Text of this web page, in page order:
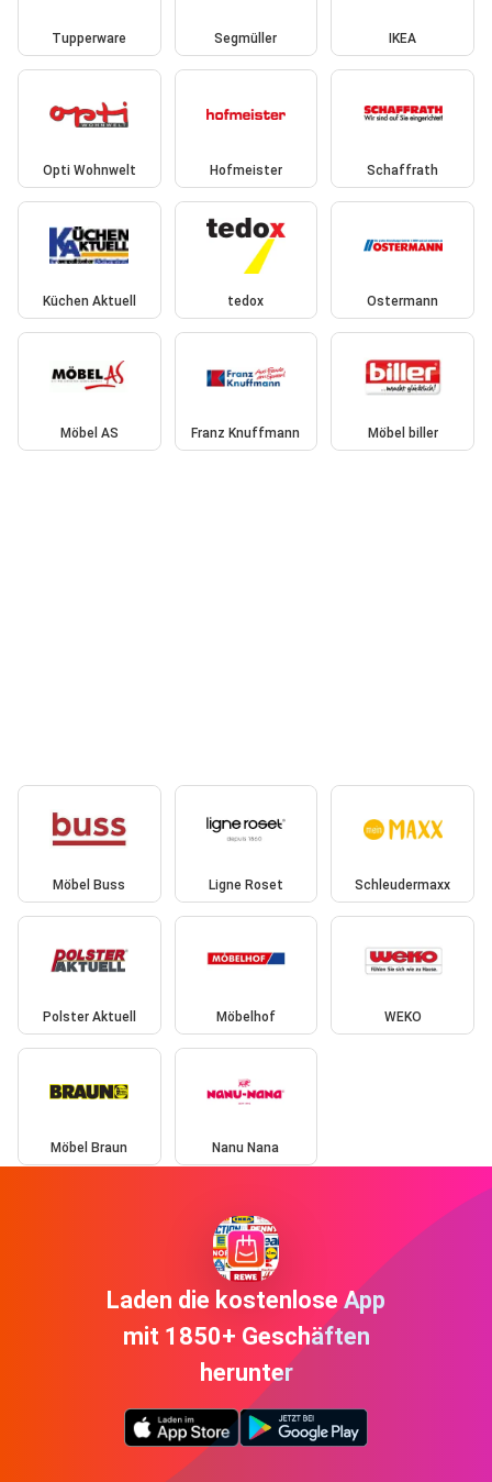
Tupperware Segmüller IKEA
Opti Wohnwelt Hofmeister Schaffrath
Küchen Aktuell tedox Ostermann
Möbel AS Franz Knuffmann Möbel biller
Möbel Buss Ligne Roset Schleudermaxx
Polster Aktuell Möbelhof WEKO
Möbel Braun Nanu Nana
Laden die kostenlose App
mit 1850+ Geschäften
herunter